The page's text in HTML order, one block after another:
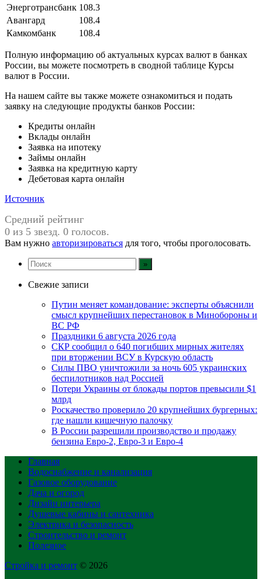
Энерготрансбанк 108.3
Авангард
108.4
Камкомбанк
108.4
Полную информацию об актуальных курсах валют в банках
России, вы можете посмотреть в сводной таблице Курсы
валют в России.
На нашем сайте вы также можете ознакомиться и подать
заявку на следующие продукты банков России:
Кредиты онлайн
Вклады онлайн
Заявка на ипотеку
Займы онлайн
Заявка на кредитную карту
Дебетовая карта онлайн
Источник
Средний рейтинг
0 из 5 звезд. 0 голосов.
Вам нужно авторизироваться для того, чтобы проголосовать.
Свежие записи
Путин меняет командование: эксперты объяснили
смысл крупнейших перестановок в Минобороны и
ВС РФ
Праздники 6 августа 2026 года
СКР сообщил о 640 погибших мирных жителях
при вторжении ВСУ в Курскую область
Силы ПВО уничтожили за ночь 605 украинских
беспилотников над Россией
Потери Украины от блокады портов превысили $1
млрд
Роскачество проверило 20 крупнейших бургерных:
где нашли кишечную палочку
В России разрешили производство и продажу
бензина Евро-2, Евро-3 и Евро-4
Главная
Водоснабжение и канализация
Газовое оборудование
Дача и огород
Дизайн интерьера
Душевые кабины и сантехника
Электрика и безопасность
Строительство и ремонт
Полезное
Стройка и ремонт © 2026